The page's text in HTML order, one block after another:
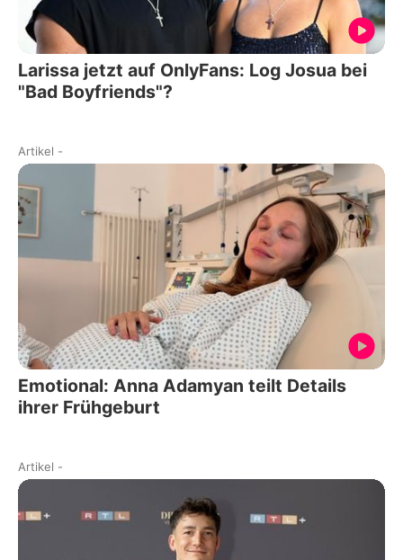
Larissa jetzt auf OnlyFans: Log Josua bei
"Bad Boyfriends"?
Artikel -
Emotional: Anna Adamyan teilt Details
ihrer Frühgeburt
Artikel -